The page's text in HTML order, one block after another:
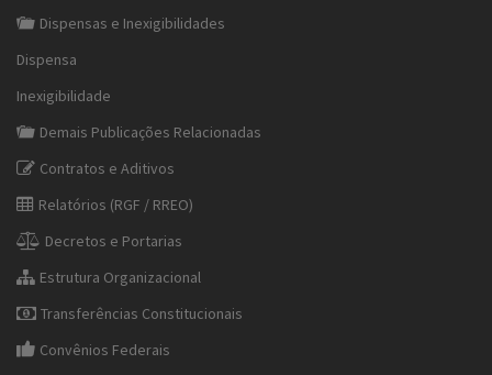
Dispensas e Inexigibilidades
Dispensa
Inexigibilidade
Demais Publicações Relacionadas
Contratos e Aditivos
Relatórios (RGF / RREO)
Decretos e Portarias
Estrutura Organizacional
Transferências Constitucionais
Convênios Federais